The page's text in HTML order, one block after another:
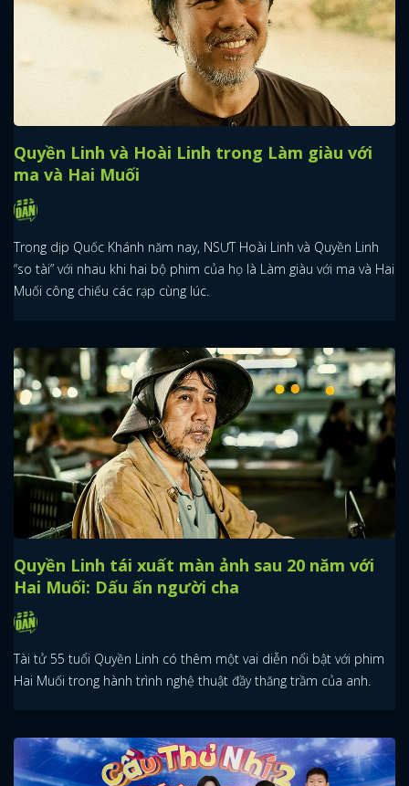
Quyền Linh và Hoài Linh trong Làm giàu với
ma và Hai Muối
Trong dịp Quốc Khánh năm nay, NSƯT Hoài Linh và Quyền Linh
“so tài” với nhau khi hai bộ phim của họ là Làm giàu với ma và Hai
Muối công chiếu các rạp cùng lúc.
Quyền Linh tái xuất màn ảnh sau 20 năm với
Hai Muối: Dấu ấn người cha
Tài tử 55 tuổi Quyền Linh có thêm một vai diễn nổi bật với phim
Hai Muối trong hành trình nghệ thuật đầy thăng trầm của anh.